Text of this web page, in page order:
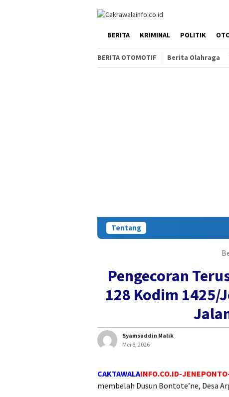
HOMEBERITA KRIMINAL POLITIK
BERITA OTOMOTIF Berita Olahraga
Tentang
Pengecoran
128 Kodim 1425/
Syamsuddin Malik
Mei 8, 2026
CAKTAWALAINFO.CO.ID-
membelah Dusun Bontote’ne, Desa